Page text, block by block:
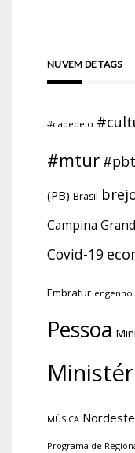
NUVEM DE TAGS
#cabedelo
#mtur
(PB) Brasil
Campina
Covid-19
Embratur
Pessoa
MÚSICA Nordeste
Programa de